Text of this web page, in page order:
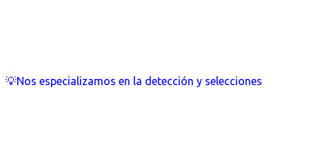
💡Nos especializamos en la detección y selecciones